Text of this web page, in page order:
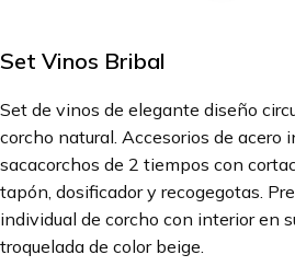
Set Vinos Bribal
Set de vinos de elegante diseño
corcho natural. Accesorios de acero
sacacorchos de 2 tiempos con
tapón, dosificador y recogegotas.
individual de corcho con interior en
troquelada de color beige.